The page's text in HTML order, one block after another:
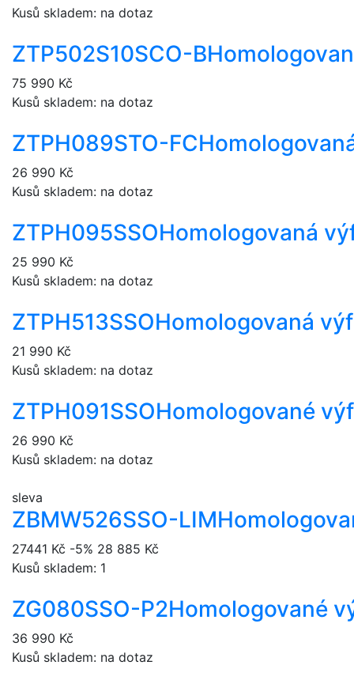
Kusů skladem: na dotaz
ZTP502S10SCO-B
75 990 Kč
Kusů skladem: na dotaz
ZTPH089STO-FC
26 990 Kč
Kusů skladem: na dotaz
ZTPH095SSOHomologovaná
25 990 Kč
Kusů skladem: na dotaz
ZTPH513SSOHomologovaná
21 990 Kč
Kusů skladem: na dotaz
ZTPH091SSOHomologované
26 990 Kč
Kusů skladem: na dotaz
sleva
ZBMW526SSO-LIM
27441 Kč -5% 28 885 Kč
Kusů skladem: 1
ZG080SSO-P2Homologované
36 990 Kč
Kusů skladem: na dotaz